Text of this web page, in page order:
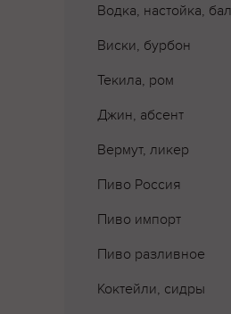
Водка, настойка,
Виски, бурбон
Текила, ром
Джин, абсент
Вермут, ликер
Пиво Россия
Пиво импорт
Пиво разливное
Коктейли, сидры